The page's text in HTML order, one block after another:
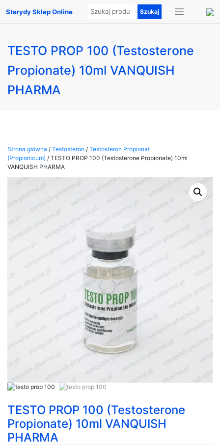
Sterydy Sklep Online
TESTO PROP 100 (Testosterone
Propionate) 10ml VANQUISH
PHARMA
Strona główna / Testosteron / Testosteron Propionat
(Propionicum) / TESTO PROP 100 (Testosterone Propionate) 10ml
VANQUISH PHARMA
TESTO PROP 100 (Testosterone
Propionate) 10ml VANQUISH
PHARMA